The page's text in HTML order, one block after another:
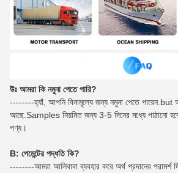
উঃ আমরা কি নমুনা পেতে পারি?
--------হ্যাঁ, আপনি বিনামূল্যে জন্য নমুনা পেতে পারেন.but
আছে.Samples নিয়মিত জন্য 3-5 দিনের মধ্যে পাঠানো
পণ্য।
B: পেমেন্টের পদ্ধতি কি?
--------আমরা আলিবাবা ব্যবহার করে অর্থ প্রদানের পরামর্শ